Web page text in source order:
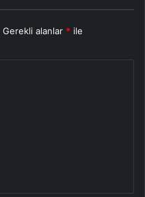
Gerekli alanlar * ile